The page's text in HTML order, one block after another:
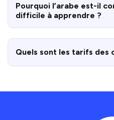
Pourquoi l’arabe est-il
difficile à apprendre ?
Quels sont les tarifs des